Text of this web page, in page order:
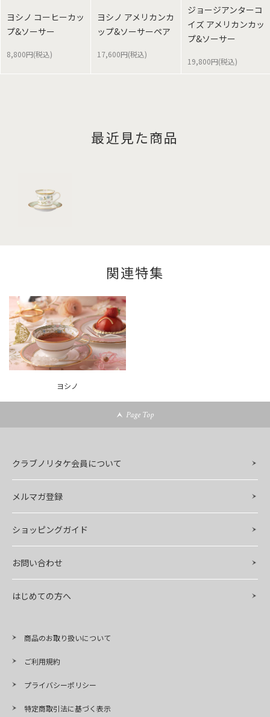
ヨシノ コーヒーカッ
プ&ソーサー
8,800円(税込)
ヨシノ アメリカンカ
ップ&ソーサーペア
17,600円(税込)
ジョージアンターコ
イズ アメリカンカッ
プ&ソーサー
19,800円(税込)
最近見た商品
関連特集
ヨシノ
Page Top
クラブノリタケ会員について
メルマガ登録
ショッピングガイド
お問い合わせ
はじめての方へ
商品のお取り扱いについて
ご利用規約
プライバシーポリシー
特定商取引法に基づく表示